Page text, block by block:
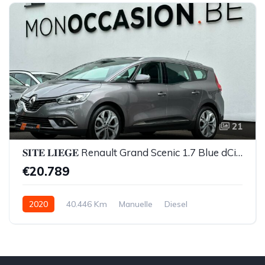
21
𝐒𝐈𝐓𝐄 𝐋𝐈𝐄𝐆𝐄 Renault Grand Scenic 1.7 Blue dCi 7 PLACES CLIM GPS CAMERA LED
€20.789
2020 40.446 Km Manuelle Diesel